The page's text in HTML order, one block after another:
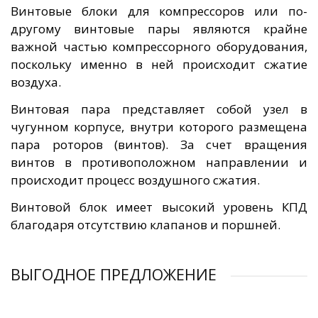
Винтовые блоки для компрессоров или по-
другому винтовые пары являются крайне
важной частью компрессорного оборудования,
поскольку именно в ней происходит сжатие
воздуха.
Винтовая пара представляет собой узел в
чугунном корпусе, внутри которого размещена
пара роторов (винтов). За счет вращения
винтов в противоположном направлении и
происходит процесс воздушного сжатия.
Винтовой блок имеет высокий уровень КПД
благодаря отсутствию клапанов и поршней.
ВЫГОДНОЕ ПРЕДЛОЖЕНИЕ